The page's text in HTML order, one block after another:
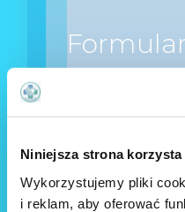
Niniejsza strona
Wykorzystujemy pliki
i reklam, aby oferować